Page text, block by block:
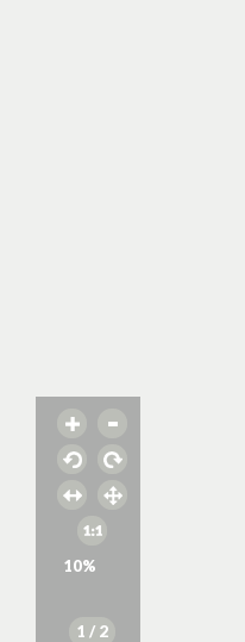
10%
1 / 2